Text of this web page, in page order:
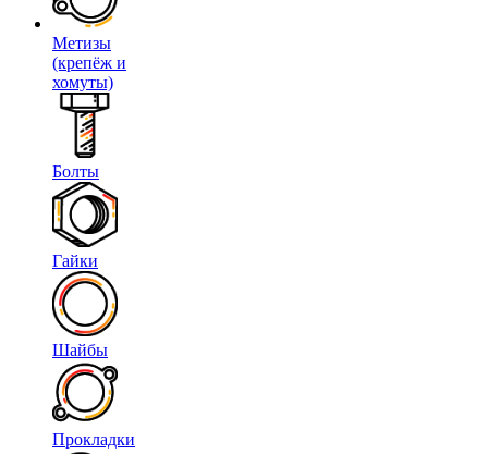
Метизы
(крепёж и
хомуты)
Болты
Гайки
Шайбы
Прокладки